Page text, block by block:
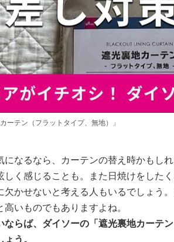
ーテン（フラットタイプ、無地）」
になるなら、カーテンの替え時かもし
しく感じることも。また日焼けをした
欠かせないと考える人もいるでしょう
高いものでもありますよね。
ならば、ダイソーの「遮光裏地カーテ
う。